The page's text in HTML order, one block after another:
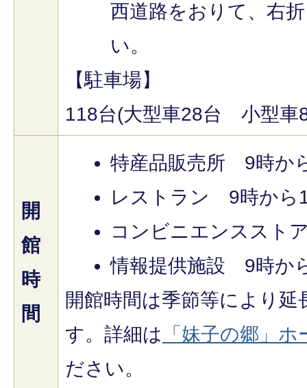
西道路をおりて、右
い。
【駐車場】
118台(大型車28台 小型
開
館
時
間
特産品販売所 9時か
レストラン 9時から
コンビニエンススト
情報提供施設 9時か
開館時間は季節等により
す。詳細は 「妹子の郷」
ださい。